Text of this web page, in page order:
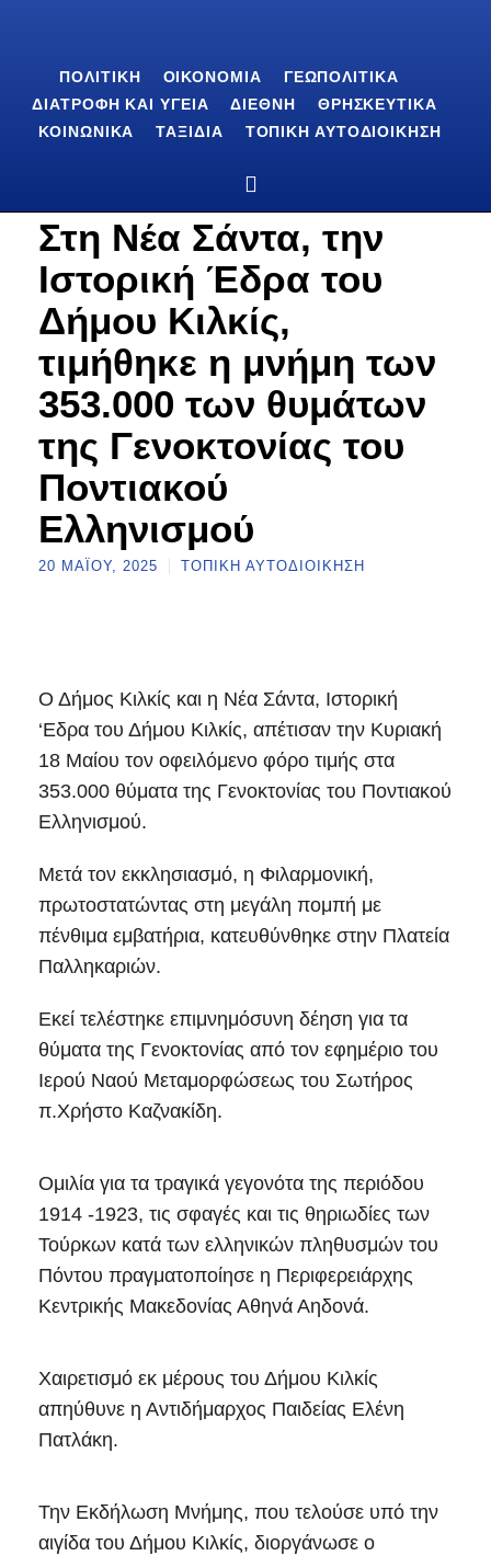
ΠΟΛΙΤΙΚΉ ΟΙΚΟΝΟΜΊΑ
ΓΕΩΠΟΛΙΤΙΚΆ
ΔΙΑΤΡΟΦΉ ΚΑΙ ΥΓΕΊΑ
ΔΙΕΘΝΉ
ΘΡΗΣΚΕΥΤΙΚΆ
ΚΟΙΝΩΝΙΚΆ
ΤΑΞΊΔΙΑ ΤΟΠΙΚΉ ΑΥΤΟΔΙΟΊΚΗΣΗ
Στη Νέα Σάντα, την
Ιστορική Έδρα του
Δήμου Κιλκίς,
τιμήθηκε η μνήμη των
353.000 των θυμάτων
της Γενοκτονίας του
Ποντιακού
Ελληνισμού
20 ΜΑΪ́ΟΥ, 2025 ΤΟΠΙΚΉ ΑΥΤΟΔΙΟΊΚΗΣΗ
Ο Δήμος Κιλκίς και η Νέα Σάντα, Ιστορική
‘Εδρα του Δήμου Κιλκίς, απέτισαν την Κυριακή
18 Μαίου τον οφειλόμενο φόρο τιμής στα
353.000 θύματα της Γενοκτονίας του Ποντιακού
Ελληνισμού.
Μετά τον εκκλησιασμό, η Φιλαρμονική,
πρωτοστατώντας στη μεγάλη πομπή με
πένθιμα εμβατήρια, κατευθύνθηκε στην Πλατεία
Παλληκαριών.
Εκεί τελέστηκε επιμνημόσυνη δέηση για τα
θύματα της Γενοκτονίας από τον εφημέριο του
Ιερού Ναού Μεταμορφώσεως του Σωτήρος
π.Χρήστο Καζνακίδη.
Ομιλία για τα τραγικά γεγονότα της περιόδου
1914 -1923, τις σφαγές και τις θηριωδίες των
Τούρκων κατά των ελληνικών πληθυσμών του
Πόντου πραγματοποίησε η Περιφερειάρχης
Κεντρικής Μακεδονίας Αθηνά Αηδονά.
Χαιρετισμό εκ μέρους του Δήμου Κιλκίς
απηύθυνε η Αντιδήμαρχος Παιδείας Ελένη
Πατλάκη.
Την Εκδήλωση Μνήμης, που τελούσε υπό την
αιγίδα του Δήμου Κιλκίς, διοργάνωσε ο